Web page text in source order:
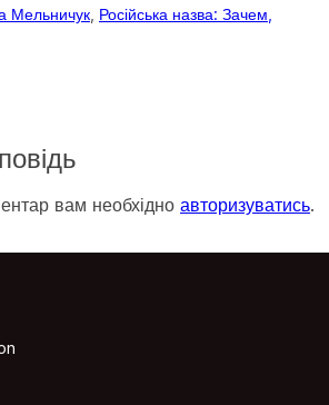
Мельничук Російська назва: Зачем,
вам необхідно авторизуватись.